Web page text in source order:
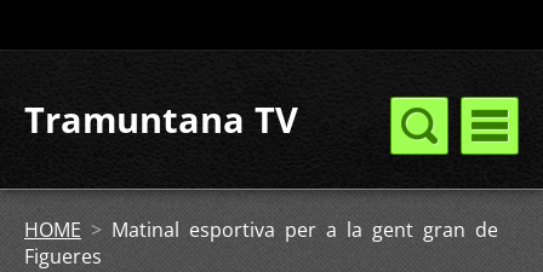
Tramuntana TV
HOME > Matinal esportiva per a la gent gran de
Figueres